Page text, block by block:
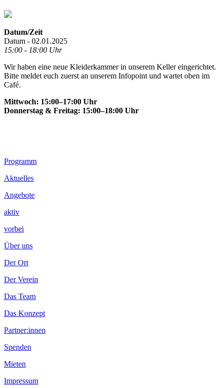
Datum/Zeit
Datum - 02.01.2025
15:00 - 18:00 Uhr
Wir haben eine neue Kleiderkammer in unserem Keller eingerichtet.
Bitte meldet euch zuerst an unserem Infopoint und wartet oben im
Café.
Mittwoch: 15:00–17:00 Uhr
Donnerstag & Freitag: 15:00–18:00 Uhr
Footer
Inhalt
Programm
Aktuelles
Angebote
aktiv
vorbei
Über uns
Der Ort
Der Verein
Das Team
Das Konzept
Partner:innen
Spenden
Mieten
Impressum